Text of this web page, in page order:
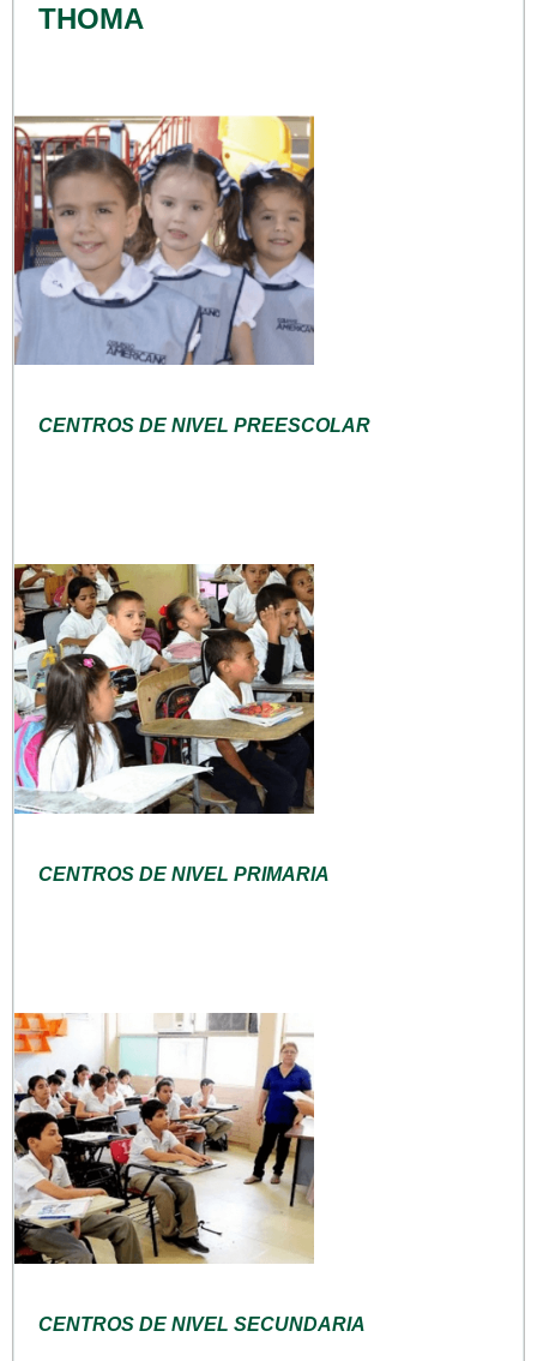
THOMA
CENTROS DE NIVEL PREESCOLAR
CENTROS DE NIVEL PRIMARIA
CENTROS DE NIVEL SECUNDARIA